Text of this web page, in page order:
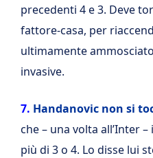
precedenti 4 e 3. Deve
fattore-casa, per
ultimamente
invasive.
7. Handanovic non si
che – una volta all’Inter
più di 3 o 4. Lo disse lui